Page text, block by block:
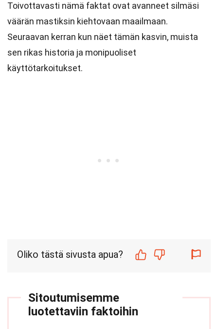
Toivottavasti nämä faktat ovat avanneet silmäsi
väärän mastiksin kiehtovaan maailmaan.
Seuraavan kerran kun näet tämän kasvin, muista
sen rikas historia ja monipuoliset
käyttötarkoitukset.
Oliko tästä sivusta apua?
Sitoutumisemme
luotettaviin faktoihin